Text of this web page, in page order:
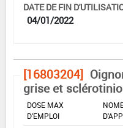
DATE DE FIN
04/01/2022
[16803204]
grise et
DOSE MAX
D'EMPLOI